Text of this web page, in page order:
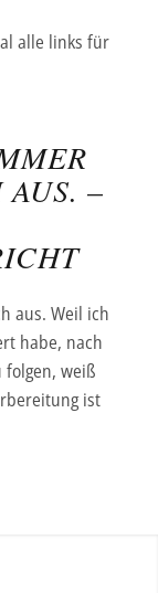
alle links für
–
aus. Weil ich
habe, nach
folgen, weiß
ist